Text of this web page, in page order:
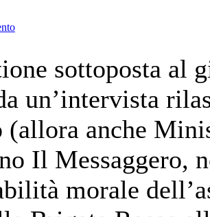
sottoposta al
un’intervista
(allora anche
Il Messaggero,
morale